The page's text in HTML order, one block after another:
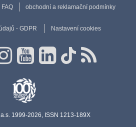
FAQ obchodní a reklamační podmínky
- GDPR Nastavení cookies
1999-2026, ISSN 1213-189X